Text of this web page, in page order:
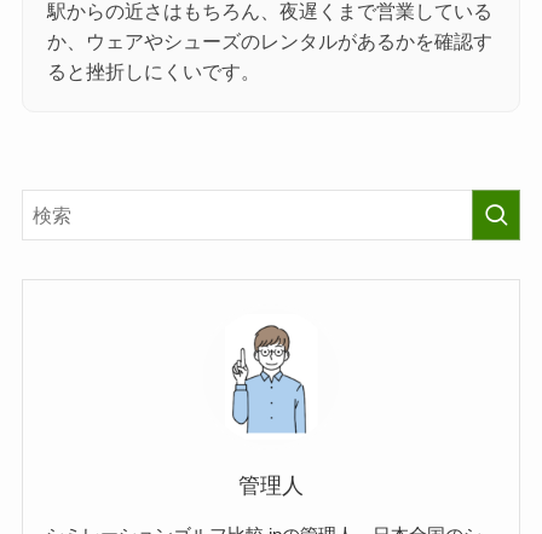
駅からの近さはもちろん、夜遅くまで営業している
か、ウェアやシューズのレンタルがあるかを確認す
ると挫折しにくいです。
管理人